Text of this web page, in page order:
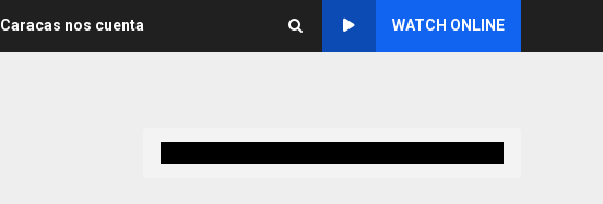
Caracas nos cuenta WATCH ONLINE